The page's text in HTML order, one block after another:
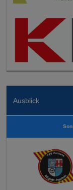
Ausblick